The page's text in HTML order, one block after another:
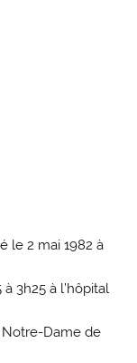
le 2 mai 1982 à
3h25 à l’hôpital
Dame de